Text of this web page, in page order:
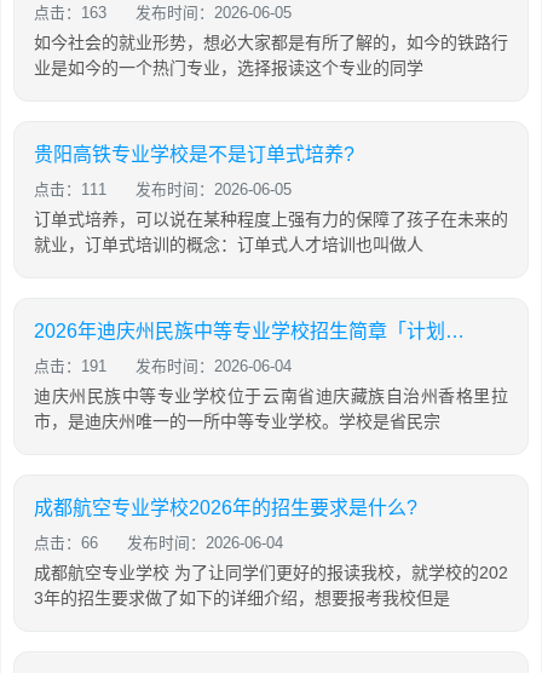
点击：163 发布时间：2026-06-05
如今社会的就业形势，想必大家都是有所了解的，如今的铁路行
业是如今的一个热门专业，选择报读这个专业的同学
贵阳高铁专业学校是不是订单式培养?
点击：111 发布时间：2026-06-05
订单式培养，可以说在某种程度上强有力的保障了孩子在未来的
就业，订单式培训的概念：订单式人才培训也叫做人
2026年迪庆州民族中等专业学校招生简章「计划内招生」
点击：191 发布时间：2026-06-04
迪庆州民族中等专业学校位于云南省迪庆藏族自治州香格里拉
市，是迪庆州唯一的一所中等专业学校。学校是省民宗
成都航空专业学校2026年的招生要求是什么?
点击：66 发布时间：2026-06-04
成都航空专业学校 为了让同学们更好的报读我校，就学校的202
3年的招生要求做了如下的详细介绍，想要报考我校但是